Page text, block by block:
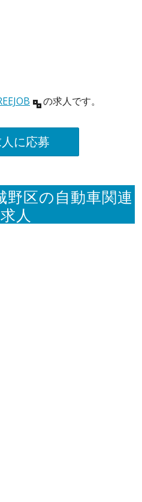
の求人です。
に応募
野区の自動車関連
人